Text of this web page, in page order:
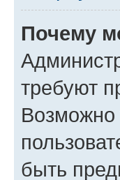
Почему
требуют
Возможно
быть